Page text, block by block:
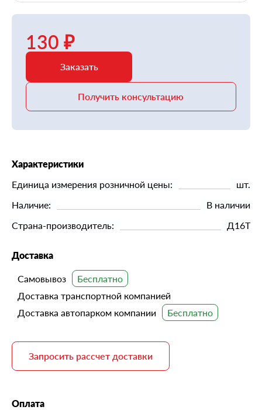
130 ₽
Заказать
Получить консультацию
Характеристики
Единица измерения розничной цены:
шт.
Наличие:
В наличии
Страна-производитель:
Д16Т
Доставка
Самовывоз
Доставка транспортной компанией
Доставка автопарком компании
Запросить рассчет доставки
Оплата